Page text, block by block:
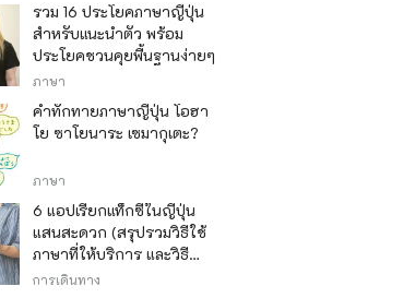
รวม 16 ประโยคภาษาญี่ปุ่น
สำหรับแนะนำตัว พร้อม
ประโยคชวนคุยพื้นฐานง่ายๆ
ภาษา
คำทักทายภาษาญี่ปุ่น โอฮา
โย ซาโยนาระ เซมากุเตะ?
ภาษา
6 แอปเรียกแท็กซี่ในญี่ปุ่น
แสนสะดวก (สรุปรวมวิธีใช้
ภาษาที่ให้บริการ และวิธี
ชำระเงิน)
การเดินทาง